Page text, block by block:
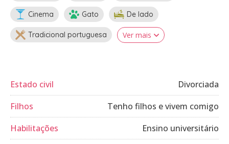
Cinema Gato De lado
Tradicional portuguesa Ver mais
Estado civil
Divorciada
Filhos
Tenho filhos e vivem comigo
Habilitações
Ensino universitário